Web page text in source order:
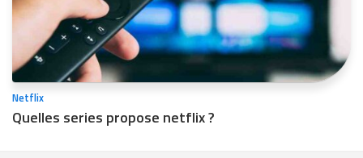
Netflix
Quelles series propose netflix ?